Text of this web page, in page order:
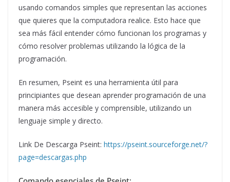
usando comandos simples que representan las acciones
que quieres que la computadora realice. Esto hace que
sea más fácil entender cómo funcionan los programas y
cómo resolver problemas utilizando la lógica de la
programación.
En resumen, Pseint es una herramienta útil para
principiantes que desean aprender programación de una
manera más accesible y comprensible, utilizando un
lenguaje simple y directo.
Link De Descarga Pseint: https://pseint.sourceforge.net/?
page=descargas.php